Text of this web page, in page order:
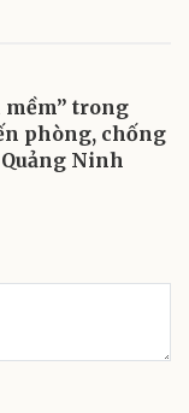
mềm” trong
phòng, chống
Ninh